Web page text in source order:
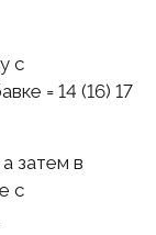
с
= 14 (16) 17
затем в
с